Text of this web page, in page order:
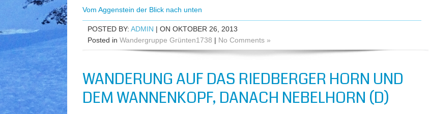
Vom Aggenstein der Blick nach unten
POSTED BY: ADMIN | ON OKTOBER 26, 2013
Posted in Wandergruppe Grünten1738 | No Comments »
WANDERUNG AUF DAS RIEDBERGER HORN UND
DEM WANNENKOPF, DANACH NEBELHORN (D)